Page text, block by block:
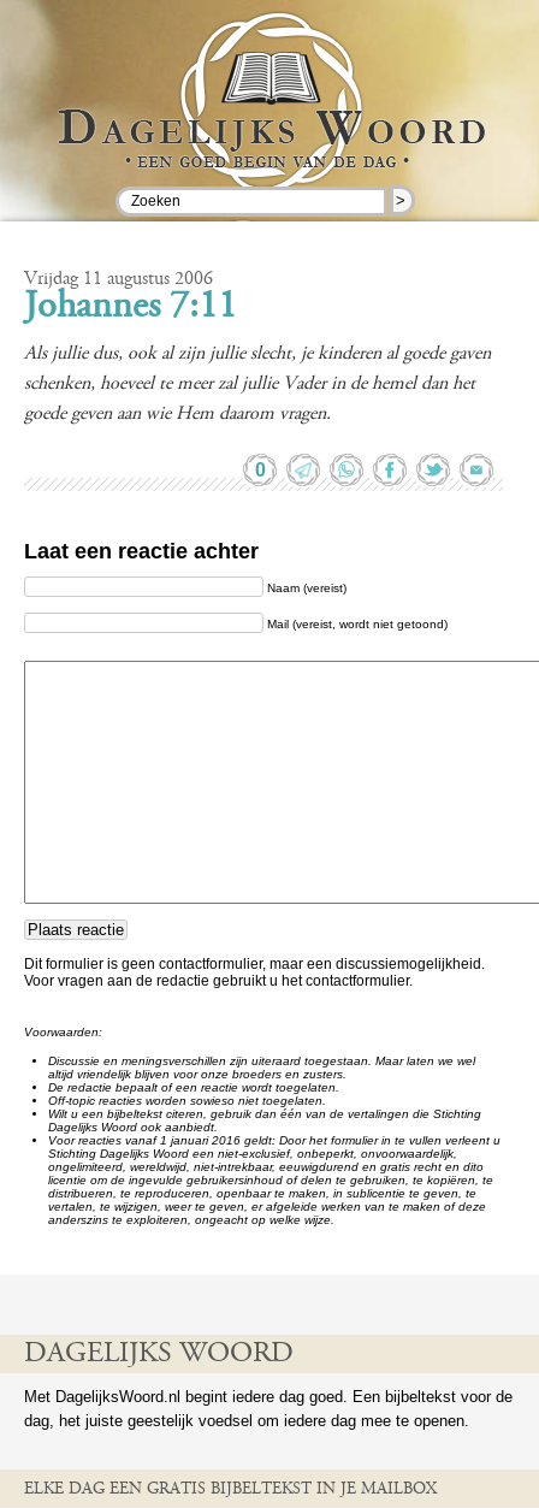
>
Vrijdag 11 augustus 2006
Johannes 7:11
Als jullie dus, ook al zijn jullie slecht, je kinderen al goede gaven
schenken, hoeveel te meer zal jullie Vader in de hemel dan het
goede geven aan wie Hem daarom vragen.
0
Laat een reactie achter
Naam (vereist)
Mail (vereist, wordt niet getoond)
Dit formulier is geen contactformulier, maar een discussiemogelijkheid.
Voor vragen aan de redactie gebruikt u het contactformulier.
Voorwaarden:
Discussie en meningsverschillen zijn uiteraard toegestaan. Maar laten we wel
altijd vriendelijk blijven voor onze broeders en zusters.
De redactie bepaalt of een reactie wordt toegelaten.
Off-topic reacties worden sowieso niet toegelaten.
Wilt u een bijbeltekst citeren, gebruik dan één van de vertalingen die Stichting
Dagelijks Woord ook aanbiedt.
Voor reacties vanaf 1 januari 2016 geldt: Door het formulier in te vullen verleent u
Stichting Dagelijks Woord een niet-exclusief, onbeperkt, onvoorwaardelijk,
ongelimiteerd, wereldwijd, niet-intrekbaar, eeuwigdurend en gratis recht en dito
licentie om de ingevulde gebruikersinhoud of delen te gebruiken, te kopiëren, te
distribueren, te reproduceren, openbaar te maken, in sublicentie te geven, te
vertalen, te wijzigen, weer te geven, er afgeleide werken van te maken of deze
anderszins te exploiteren, ongeacht op welke wijze.
DAGELIJKS WOORD
Met DagelijksWoord.nl begint iedere dag goed. Een bijbeltekst voor de
dag, het juiste geestelijk voedsel om iedere dag mee te openen.
ELKE DAG EEN GRATIS BIJBELTEKST IN JE MAILBOX